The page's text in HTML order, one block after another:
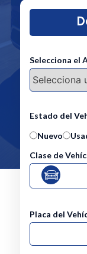
Selecciona el
Estado del
Nuevo
Clase de
Placa del